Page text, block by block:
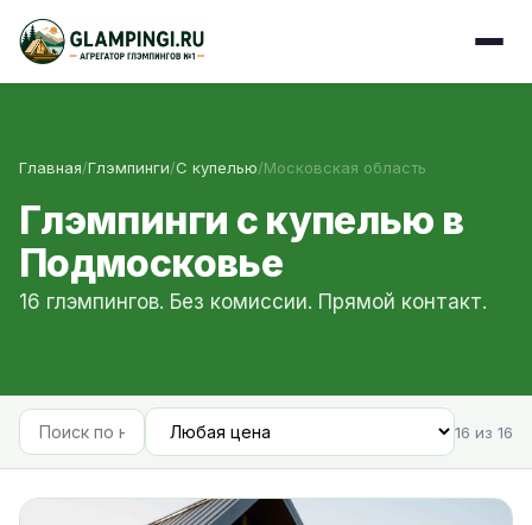
Главная/Глэмпинги/С купелью/Московская область
Глэмпинги с купелью в
Подмосковье
16 глэмпингов. Без комиссии. Прямой контакт.
16 из 16